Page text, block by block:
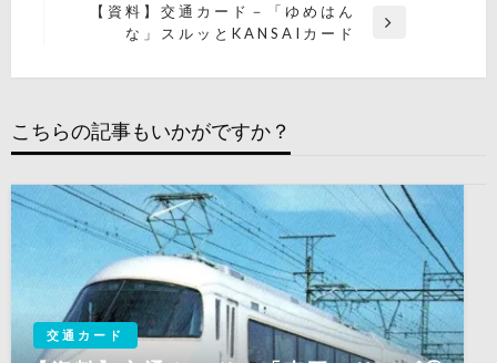
ー
シ
ョ
ン
投
【資料】交通カード－「ゆめはん
な」スルッとKANSAIカード
こちらの記事もいかがですか？
交通カード